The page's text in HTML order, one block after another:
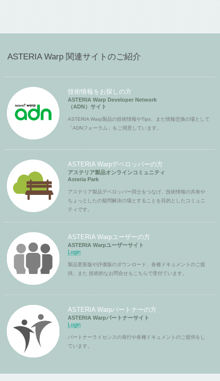
ASTERIA Warp 関連サイトのご紹介
技術情報をお探しの方
ASTERIA Warp Developer Network
（ADN）サイト
ASTERIA Warp製品の技術情報やTips、また情報交換の場として
「ADNフォーラム」をご用意しています。
ASTERIA Warpデベロッパーの方
アステリア製品オンラインコミュニティ
Asteria Park
アステリア製品デベロッパー同士をつなげ、技術情報の共有や
ちょっとしたの疑問解決の場とすることを目的としたコミュニ
ティです。
ASTERIA Warpユーザーの方
ASTERIA Warpユーザーサイト
Login
製品更新版や評価版のダウンロード、各種ドキュメントのご提
供、また 技術的なお問合せもこちらで受付ています。
ASTERIA Warpパートナーの方
ASTERIA Warpパートナーサイト
Login
パートナーライセンスの発行や各種ドキュメントのご提供をし
ています。